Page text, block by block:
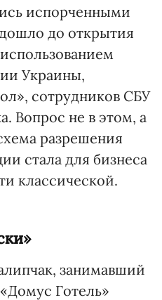
испорченными
до открытия
Украины,
сотрудников СБУ
Вопрос не в этом, а
разрешения
стала для бизнеса
классической.
занимавший
Готель»